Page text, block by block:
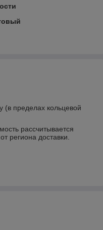
(в пределах кольцевой
рассчитывается
региона доставки.